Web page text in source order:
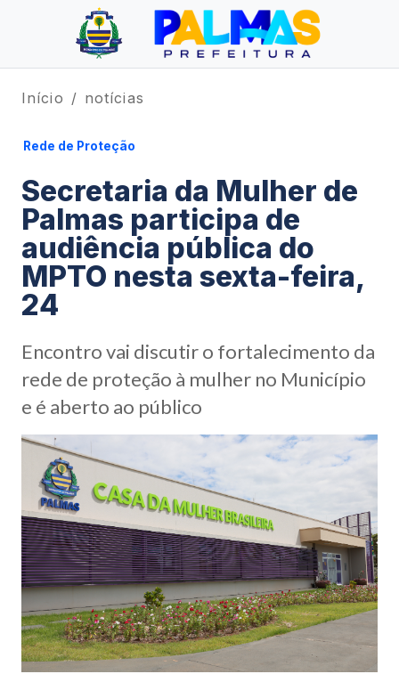
Início notícias
Rede de Proteção
Secretaria da Mulher de
Palmas participa de
audiência pública do
MPTO nesta sexta-feira,
24
Encontro vai discutir o fortalecimento da
rede de proteção à mulher no Município
e é aberto ao público